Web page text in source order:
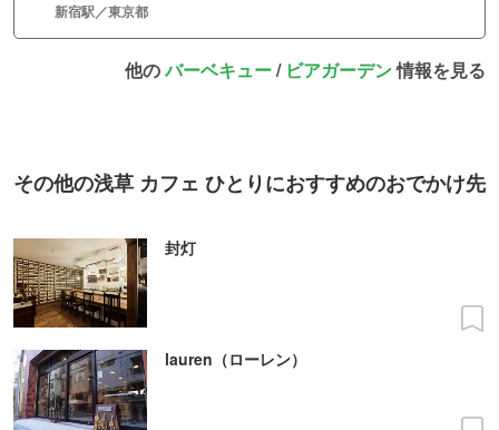
新宿駅／東京都
他のバーベキュー/ ビアガーデン情報を見る
その他の浅草 カフェ ひとりにおすすめのおでかけ先
封灯
lauren（ローレン）